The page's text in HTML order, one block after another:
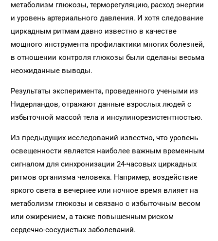
метаболизм глюкозы, терморегуляцию, расход энергии
и уровень артериального давления. И хотя следование
циркадным ритмам давно известно в качестве
мощного инструмента профилактики многих болезней,
в отношении контроля глюкозы были сделаны весьма
неожиданные выводы.
Результаты эксперимента, проведенного учеными из
Нидерландов, отражают данные взрослых людей с
избыточной массой тела и инсулинорезистентностью.
Из предыдущих исследований известно, что уровень
освещенности является наиболее важным временным
сигналом для синхронизации 24-часовых циркадных
ритмов организма человека. Например, воздействие
яркого света в вечернее или ночное время влияет на
метаболизм глюкозы и связано с избыточным весом
или ожирением, а также повышенным риском
сердечно-сосудистых заболеваний.